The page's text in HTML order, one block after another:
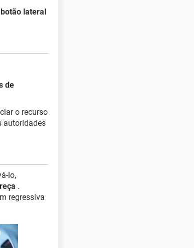
lateral
de
o recurso
autoridades
lo,
.
regressiva